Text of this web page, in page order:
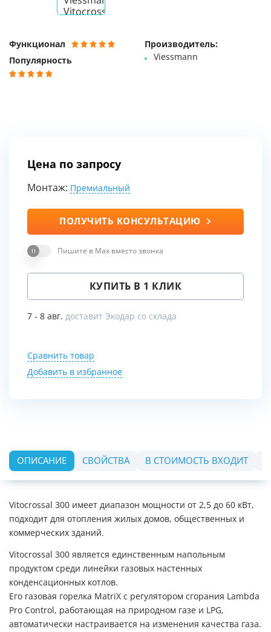
Функционал
Популярность
Производитель:
Viessmann
Цена по запросу
Монтаж: Премиальный
ПОЛУЧИТЬ КОНСУЛЬТАЦИЮ
Пишите в Max вместо звонка
КУПИТЬ В 1 КЛИК
7 - 8 авг. доставит Экодар со склада
Сравнить товар
Добавить в избранное
ОПИСАНИЕ СВОЙСТВА В СТОИМОСТЬ ВХОДИТ
Vitocrossal 300 имеет диапазон мощности от 2,5 до 60 кВт,
подходит для отопления жилых домов, общественных и
коммерческих зданий.
Vitocrossal 300 является единственным напольным
продуктом среди линейки газовых настенных
конденсационных котлов.
Его газовая горелка MatriX с регулятором сгорания Lambda
Pro Control, работающая на природном газе и LPG,
автоматически настраивается на изменения качества газа.